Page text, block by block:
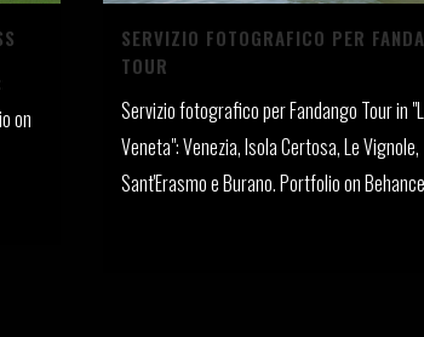
on
SERVIZIO FOTOGRAFICO PER
TOUR
Servizio fotografico per Fandango Tour in
Veneta": Venezia, Isola Certosa, Le Vignole,
Sant'Erasmo e Burano. Portfolio on